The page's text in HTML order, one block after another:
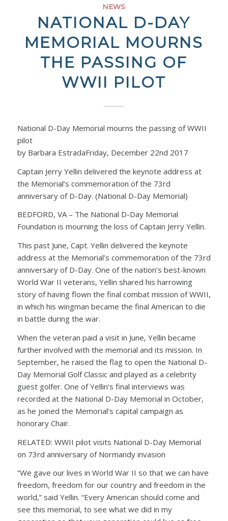
NEWS
NATIONAL D-DAY
MEMORIAL MOURNS
THE PASSING OF
WWII PILOT
National D-Day Memorial mourns the passing of WWII
pilot
by Barbara EstradaFriday, December 22nd 2017
Captain Jerry Yellin delivered the keynote address at
the Memorial’s commemoration of the 73rd
anniversary of D-Day. (National D-Day Memorial)
BEDFORD, VA – The National D-Day Memorial
Foundation is mourning the loss of Captain Jerry Yellin.
This past June, Capt. Yellin delivered the keynote
address at the Memorial’s commemoration of the 73rd
anniversary of D-Day. One of the nation’s best-known
World War II veterans, Yellin shared his harrowing
story of having flown the final combat mission of WWII,
in which his wingman became the final American to die
in battle during the war.
When the veteran paid a visit in June, Yellin became
further involved with the memorial and its mission. In
September, he raised the flag to open the National D-
Day Memorial Golf Classic and played as a celebrity
guest golfer. One of Yellin’s final interviews was
recorded at the National D-Day Memorial in October,
as he joined the Memorial’s capital campaign as
honorary Chair.
RELATED: WWII pilot visits National D-Day Memorial
on 73rd anniversary of Normandy invasion
“We gave our lives in World War II so that we can have
freedom, freedom for our country and freedom in the
world,” said Yellin. “Every American should come and
see this memorial, to see what we did in my